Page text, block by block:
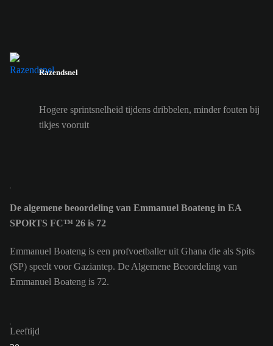
Razendsnel
Hogere sprintsnelheid tijdens dribbelen, minder fouten bij
tikjes vooruit
De algemene beoordeling van Emmanuel Boateng in EA
SPORTS FC™ 26 is 72
Emmanuel Boateng is een profvoetballer uit Ghana die als Spits
(SP) speelt voor Gaziantep. De Algemene Beoordeling van
Emmanuel Boateng is 72.
Leeftijd